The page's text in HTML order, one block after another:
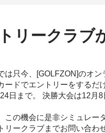
リークラブ
は只今、[GOLFZON]のオ
ードでエントリーをするだ
日まで。 決勝大会は12月
この機会に是非シミュレー
ークラブまでお問い合わ